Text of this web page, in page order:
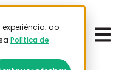
ao
Política de
frete